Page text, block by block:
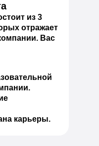
из 3
отражает
Вас
карьеры.